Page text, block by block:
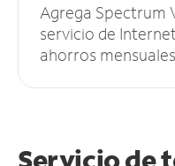
Agrega Spectrum
servicio de
ahorros mensuales.